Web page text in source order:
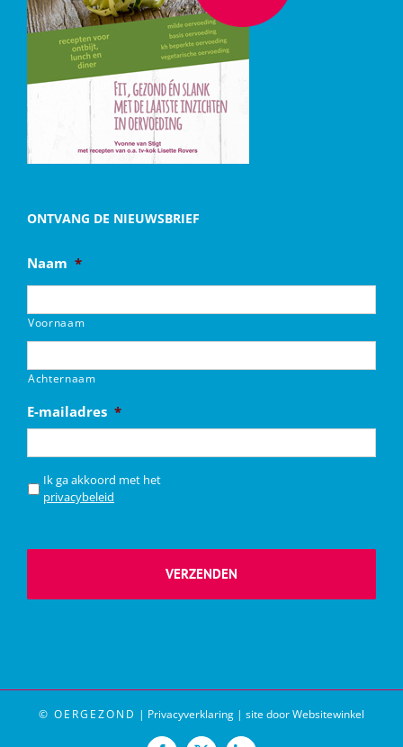
ONTVANG DE NIEUWSBRIEF
Naam *
Voornaam
Achternaam
E-mailadres *
Ik ga akkoord met het
privacybeleid
© OERGEZOND | Privacyverklaring | site door Websitewinkel